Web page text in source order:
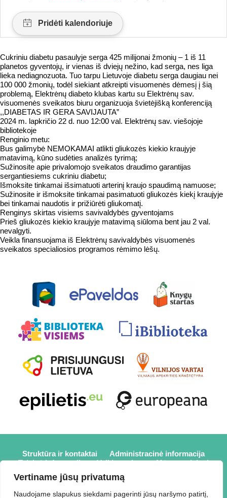
Vertiname jūsų privatumą
Naudojame slapukus siekdami pagerinti jūsų naršymo patirtį,
Cukriniu diabetu pasaulyje serga 425 milijonai žmonių – 1 iš 11
planetos gyventojų, ir vienas iš dviejų nežino, kad serga, nes liga
lieka nediagnozuota. Tuo tarpu Lietuvoje diabetu serga daugiau nei
100 000 žmonių, todėl siekiant atkreipti visuomenės dėmesį į šią
problemą, Elektrėnų diabeto klubas kartu su Elektrėnų sav.
visuomenės sveikatos biuru organizuoja švietėjišką konferenciją
,,DIABETAS IR GERA SAVIJAUTA”
2024 m. lapkričio 22 d. nuo 12:00 val. Elektrėnų sav. viešojoje
bibliotekoje
Renginio metu:
Bus galimybė NEMOKAMAI atlikti gliukozės kiekio kraujyje
matavimą, kūno sudėties analizės tyrimą;
Sužinosite apie privalomojo sveikatos draudimo garantijas
sergantiesiems cukriniu diabetu;
Išmoksite tinkamai išsimatuoti arterinį kraujo spaudimą namuose;
Sužinosite ir išmoksite tinkamai pasimatuoti gliukozės kiekį kraujyje
bei tinkamai naudotis ir prižiūrėti gliukomatį.
Renginys skirtas visiems savivaldybės gyventojams
Prieš gliukozės kiekio kraujyje matavimą siūloma bent jau 2 val.
nevalgyti.
Veikla finansuojama iš Elektrėnų savivaldybės visuomenės
sveikatos specialiosios programos rėmimo lėšų.
Struktūra ir kontaktai
Administracinė informacija
Teisinė informacija
Veiklos sritys
Mūsų projektai
Karjera
Partneriai
Prisijungti